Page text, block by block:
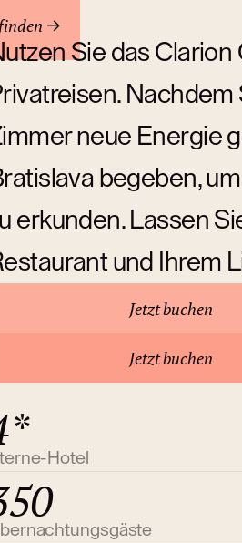
Sie das
neue Energie
begeben,
erkunden. Lassen
und Ihrem
Jetzt buchen
Jetzt buchen
Hotel